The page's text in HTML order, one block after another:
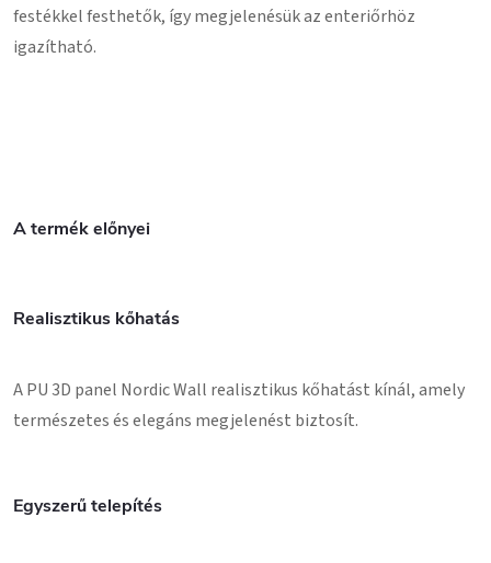
festékkel festhetők, így megjelenésük az enteriőrhöz
igazítható.
A termék előnyei
Realisztikus kőhatás
A PU 3D panel Nordic Wall realisztikus kőhatást kínál, amely
természetes és elegáns megjelenést biztosít.
Egyszerű telepítés